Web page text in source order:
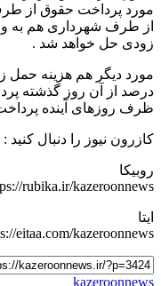
مورد پرداخت حقوق از
از طرف شهرداری هم به
زودی حل خواهد شد .
درصد از آن روز گذشته
ظرف روزهای آینده
کازرون نیوز را دنبال کنید :
روبیکا
rubika.ir/kazeroonnews
ایتا
eitaa.com/kazeroonnews
kazeroonnews